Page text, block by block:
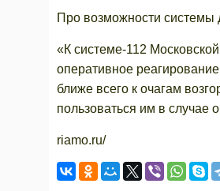
Про возможности системы
«К системе-112
оперативное
ближе всего к очагам
пользоваться им в случае
riamo.ru/